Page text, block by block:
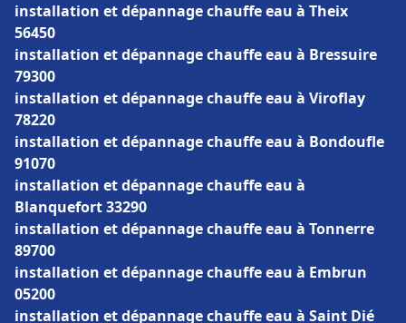
installation et dépannage chauffe eau à Theix
56450
installation et dépannage chauffe eau à Bressuire
79300
installation et dépannage chauffe eau à Viroflay
78220
installation et dépannage chauffe eau à Bondoufle
91070
installation et dépannage chauffe eau à
Blanquefort 33290
installation et dépannage chauffe eau à Tonnerre
89700
installation et dépannage chauffe eau à Embrun
05200
installation et dépannage chauffe eau à Saint Dié